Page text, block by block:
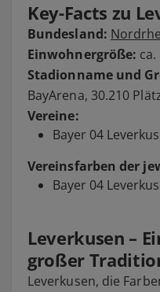
Key-Facts zu
Bundesland:
Einwohnergröße:
Stadionname und
BayArena, 30.210
Vereine:
Bayer 04
Vereinsfarben der
Bayer 04
Leverkusen –
großer
Leverkusen, die